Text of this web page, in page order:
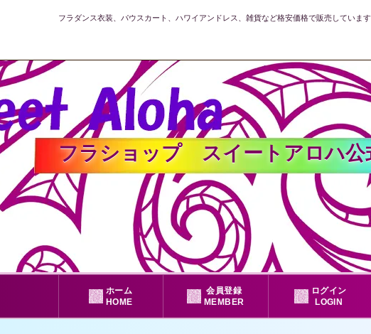
フラダンス衣装、パウスカート、ハワイアンドレス、雑貨など格安価格で販売しています
フラショップ スイートアロハ
ホーム
HOME
会員登録
MEMBER
ログイン
LOGIN